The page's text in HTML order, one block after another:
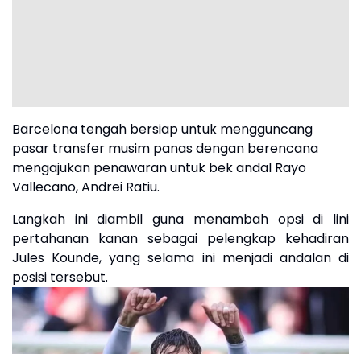
Barcelona tengah bersiap untuk mengguncang
pasar transfer musim panas dengan berencana
mengajukan penawaran untuk bek andal Rayo
Vallecano, Andrei Ratiu.
Langkah ini diambil guna menambah opsi di lini
pertahanan kanan sebagai pelengkap kehadiran
Jules Kounde, yang selama ini menjadi andalan di
posisi tersebut.